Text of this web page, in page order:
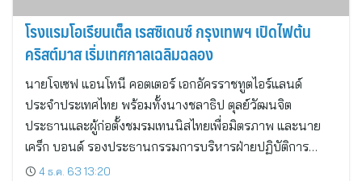
โรงแรมโอเรียนเต็ล เรสซิเดนซ์ กรุงเทพฯ เปิดไฟต้น
คริสต์มาส เริ่มเทศกาลเฉลิมฉลอง
นายโจเซฟ แอนโทนี คอตเตอร์ เอกอัครราชทูตไอร์แลนด์
ประจำประเทศไทย พร้อมทั้งนางชลาธิป ตุลย์วัฒนจิต
ประธานและผู้ก่อตั้งชมรมเทนนิสไทยเพื่อมิตรภาพ และนาย
เคร็ก บอนด์ รองประธานกรรมการบริหารฝ่ายปฏิบัติการ…
4 ธ.ค. 63 13:20